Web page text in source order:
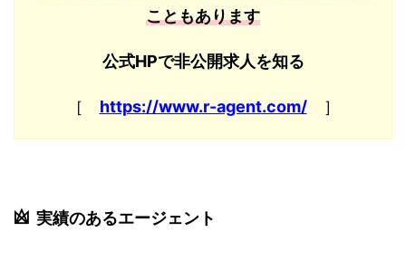
こともあります
公式HPで非公開求人を知る
［ https://www.r-agent.com/］
実績のあるエージェント